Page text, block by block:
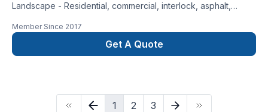
Landscape - Residential, commercial, interlock, asphalt,
walls, gardens
Member Since 2017
Get A Quote
1 2 3